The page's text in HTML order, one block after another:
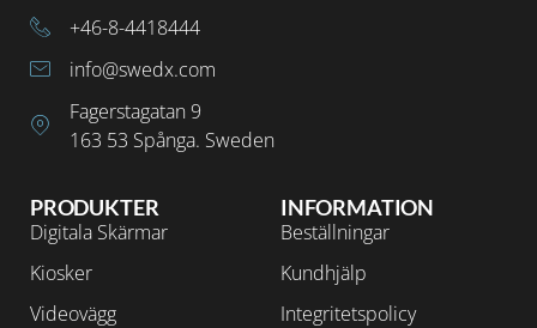
INFORMATION
Beställningar
Kundhjälp
Integritetspolicy
PRODUKTER
Digitala Skärmar
Kiosker
Videovägg
+46-8-4418444
info@swedx.com
Fagerstagatan 9
163 53 Spånga. Sweden